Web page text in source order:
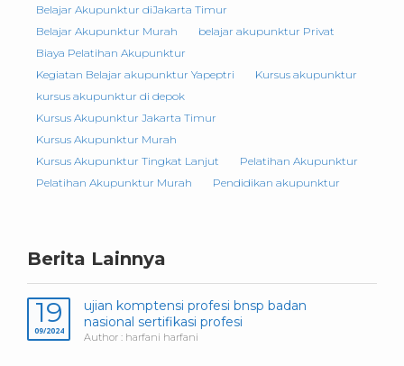
Belajar Akupunktur diJakarta Timur
Belajar Akupunktur Murah
belajar akupunktur Privat
Biaya Pelatihan Akupunktur
Kegiatan Belajar akupunktur Yapeptri
Kursus akupunktur
kursus akupunktur di depok
Kursus Akupunktur Jakarta Timur
Kursus Akupunktur Murah
Kursus Akupunktur Tingkat Lanjut
Pelatihan Akupunktur
Pelatihan Akupunktur Murah
Pendidikan akupunktur
Berita Lainnya
19
09/2024
ujian komptensi profesi bnsp badan
nasional sertifikasi profesi
Author : harfani harfani